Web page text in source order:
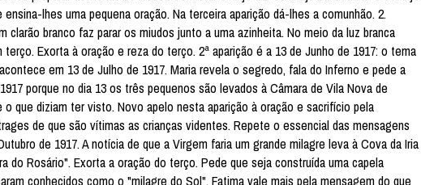
lhes uma pequena oração. Na terceira aparição dá-lhes a comunhão. 2.
branco faz parar os miudos junto a uma azinheita. No meio da luz branca
Exorta à oração e reza do terço. 2ª aparição é a 13 de Junho de 1917: o tema
em 13 de Julho de 1917. Maria revela o segredo, fala do Inferno e pede a
porque no dia 13 os três pequenos são levados à Câmara de Vila Nova de
que diziam ter visto. Novo apelo nesta aparição à oração e sacrifício pela
de que são vítimas as crianças videntes. Repete o essencial das mensagens
de 1917. A notícia de que a Virgem faria um grande milagre leva à Cova da Iria
do Rosário". Exorta a oração do terço. Pede que seja construída uma capela
conhecidos como o "milagre do Sol". Fatima vale mais pela mensagem do que